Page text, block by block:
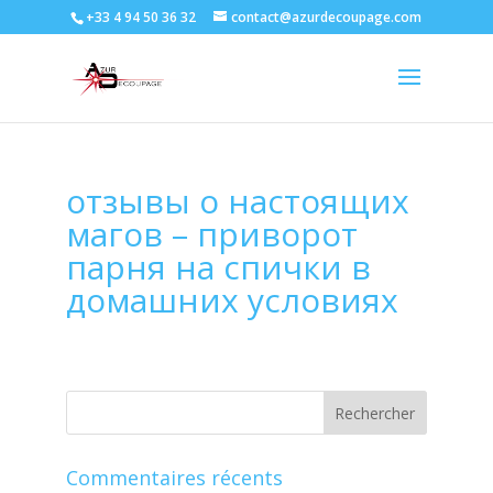
+33 4 94 50 36 32 contact@azurdecoupage.com
отзывы о настоящих
магов – приворот
парня на спички в
домашних условиях
Commentaires récents